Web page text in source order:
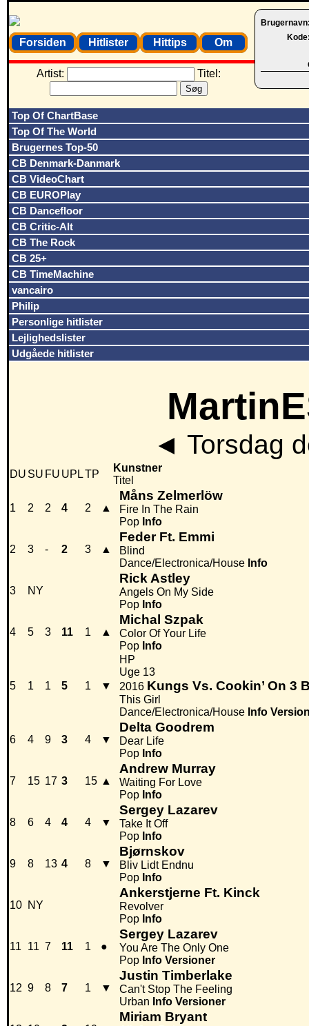
Forsiden Hitlister Hittips Om
Artist: Titel:
Top Of ChartBase
Top Of The World
Brugernes Top-50
CB Denmark-Danmark
CB VideoChart
CB EUROPlay
CB Dancefloor
CB Critic-Alt
CB The Rock
CB 25+
CB TimeMachine
vancairo
Philip
Personlige hitlister
Lejlighedslister
Udgåede hitlister
◄ Torsdag
DU SU FU UPLTP
Kunstner
Titel
1 2 2 4 2 ▲
Måns Zelmerlöw
Fire In The Rain
Pop Info
2 3 - 2 3 ▲
Feder Ft. Emmi
Blind
Dance/Electronica/House Info
3 NY
Rick Astley
Angels On My Side
Pop Info
4 5 3 11 1 ▲
Michal Szpak
Color Of Your Life
Pop Info
5 1 1 5 1 ▼
HP
Uge 13
2016 Kungs Vs. Cookin’ On 3
This Girl
Dance/Electronica/House Info
6 4 9 3 4 ▼
Delta Goodrem
Dear Life
Pop Info
7 15 17 3 15 ▲
Andrew Murray
Waiting For Love
Pop Info
8 6 4 4 4 ▼
Sergey Lazarev
Take It Off
Pop Info
9 8 13 4 8 ▼
Bjørnskov
Bliv Lidt Endnu
Pop Info
10 NY
Ankerstjerne Ft. Kinck
Revolver
Pop Info
11 11 7 11 1 ●
Sergey Lazarev
You Are The Only One
Pop Info Versioner
12 9 8 7 1 ▼
Justin Timberlake
Can't Stop The Feeling
Urban Info Versioner
Miriam Bryant